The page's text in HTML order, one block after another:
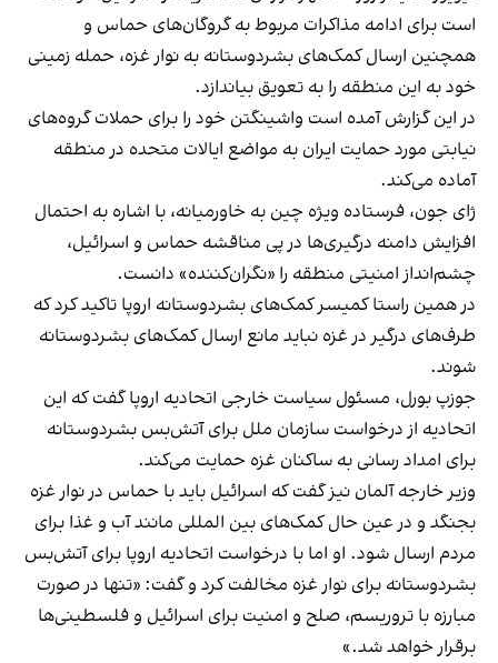
است برای ادامه مذاکرات مربوط به گروگان‌های حماس و
همچنین ارسال کمک‌های بشردوستانه به نوار غزه، حمله زمینی
خود به این منطقه را به تعویق بیاندازد.
در این گزارش آمده است واشینگتن خود را برای حملات گروه‌های
نیابتی مورد حمایت ایران به مواضع ایالات متحده در منطقه
آماده می‌کند.
ژای جون، فرستاده ویژه چین به خاورمیانه، با اشاره به احتمال
افزایش دامنه درگیری‌ها در پی مناقشه حماس و اسرائیل،
چشم‌انداز امنیتی منطقه را «نگران‌کننده» دانست.
در همین راستا کمیسر کمک‌های بشردوستانه اروپا تاکید کرد که
طرف‌های درگیر در غزه نباید مانع ارسال کمک‌های بشردوستانه
شوند.
جوزپ بورل، مسئول سیاست خارجی اتحادیه اروپا گفت که این
اتحادیه از درخواست سازمان ملل برای آتش‌بس بشردوستانه
برای امداد رسانی به ساکنان غزه حمایت می‌کند.
وزیر خارجه آلمان نیز گفت که اسرائیل باید با حماس در نوار غزه
بجنگد و در عین حال کمک‌های بین المللی مانند آب و غذا برای
مردم ارسال شود. او اما با درخواست اتحادیه اروپا برای آتش‌بس
بشردوستانه برای نوار غزه مخالفت کرد و گفت: «تنها در صورت
مبارزه با تروریسم، صلح و امنیت برای اسرائیل و فلسطینی‌ها
برقرار خواهد شد.»